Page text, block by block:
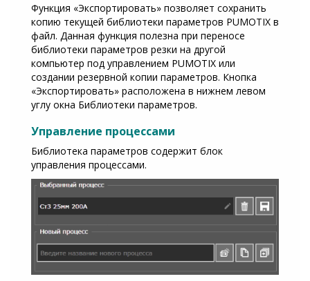
Функция «Экспортировать» позволяет сохранить
копию текущей библиотеки параметров PUMOTIX в
файл. Данная функция полезна при переносе
библиотеки параметров резки на другой
компьютер под управлением PUMOTIX или
создании резервной копии параметров. Кнопка
«Экспортировать» расположена в нижнем левом
углу окна Библиотеки параметров.
Управление процессами
Библиотека параметров содержит блок
управления процессами.